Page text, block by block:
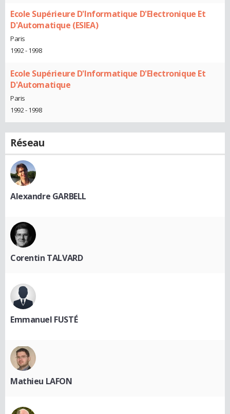
Ecole Supérieure D'Informatique D'Electronique Et
D'Automatique (ESIEA)
Paris
1992 - 1998
Ecole Supérieure D'Informatique D'Electronique Et
D'Automatique
Paris
1992 - 1998
Réseau
Alexandre GARBELL
Corentin TALVARD
Emmanuel FUSTÉ
Mathieu LAFON